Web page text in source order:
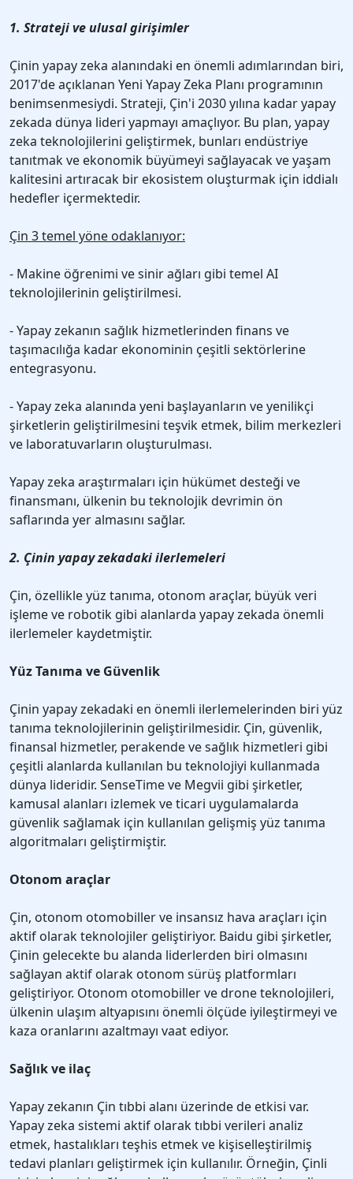
1. Strateji ve ulusal girişimler
Çinin yapay zeka alanındaki en önemli adımlarından biri,
2017'de açıklanan Yeni Yapay Zeka Planı programının
benimsenmesiydi. Strateji, Çin'i 2030 yılına kadar yapay
zekada dünya lideri yapmayı amaçlıyor. Bu plan, yapay
zeka teknolojilerini geliştirmek, bunları endüstriye
tanıtmak ve ekonomik büyümeyi sağlayacak ve yaşam
kalitesini artıracak bir ekosistem oluşturmak için iddialı
hedefler içermektedir.
Çin 3 temel yöne odaklanıyor:
- Makine öğrenimi ve sinir ağları gibi temel AI
teknolojilerinin geliştirilmesi.
- Yapay zekanın sağlık hizmetlerinden finans ve
taşımacılığa kadar ekonominin çeşitli sektörlerine
entegrasyonu.
- Yapay zeka alanında yeni başlayanların ve yenilikçi
şirketlerin geliştirilmesini teşvik etmek, bilim merkezleri
ve laboratuvarların oluşturulması.
Yapay zeka araştırmaları için hükümet desteği ve
finansmanı, ülkenin bu teknolojik devrimin ön
saflarında yer almasını sağlar.
2. Çinin yapay zekadaki ilerlemeleri
Çin, özellikle yüz tanıma, otonom araçlar, büyük veri
işleme ve robotik gibi alanlarda yapay zekada önemli
ilerlemeler kaydetmiştir.
Yüz Tanıma ve Güvenlik
Çinin yapay zekadaki en önemli ilerlemelerinden biri yüz
tanıma teknolojilerinin geliştirilmesidir. Çin, güvenlik,
finansal hizmetler, perakende ve sağlık hizmetleri gibi
çeşitli alanlarda kullanılan bu teknolojiyi kullanmada
dünya lideridir. SenseTime ve Megvii gibi şirketler,
kamusal alanları izlemek ve ticari uygulamalarda
güvenlik sağlamak için kullanılan gelişmiş yüz tanıma
algoritmaları geliştirmiştir.
Otonom araçlar
Çin, otonom otomobiller ve insansız hava araçları için
aktif olarak teknolojiler geliştiriyor. Baidu gibi şirketler,
Çinin gelecekte bu alanda liderlerden biri olmasını
sağlayan aktif olarak otonom sürüş platformları
geliştiriyor. Otonom otomobiller ve drone teknolojileri,
ülkenin ulaşım altyapısını önemli ölçüde iyileştirmeyi ve
kaza oranlarını azaltmayı vaat ediyor.
Sağlık ve ilaç
Yapay zekanın Çin tıbbi alanı üzerinde de etkisi var.
Yapay zeka sistemi aktif olarak tıbbi verileri analiz
etmek, hastalıkları teşhis etmek ve kişiselleştirilmiş
tedavi planları geliştirmek için kullanılır. Örneğin, Çinli